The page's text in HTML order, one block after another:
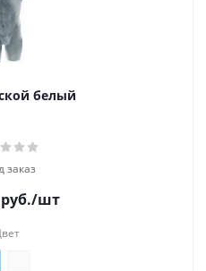
белый
заказ
руб./шт